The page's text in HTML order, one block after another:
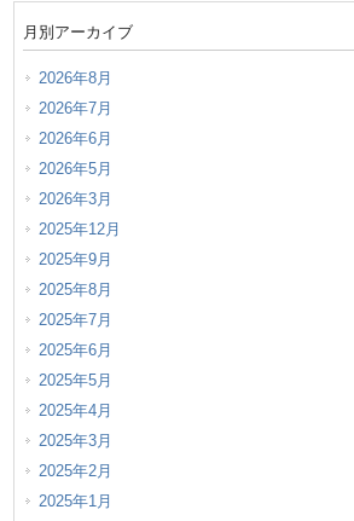
月別アーカイブ
2026年8月
2026年7月
2026年6月
2026年5月
2026年3月
2025年12月
2025年9月
2025年8月
2025年7月
2025年6月
2025年5月
2025年4月
2025年3月
2025年2月
2025年1月